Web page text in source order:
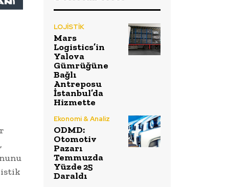
LOJİSTİK
Mars
Logistics’in
Yalova
Gümrüğüne
Bağlı
Antreposu
İstanbul’da
Hizmette
Ekonomi & Analiz
ODMD:
Otomotiv
Pazarı
Temmuzda
Yüzde 25
Daraldı